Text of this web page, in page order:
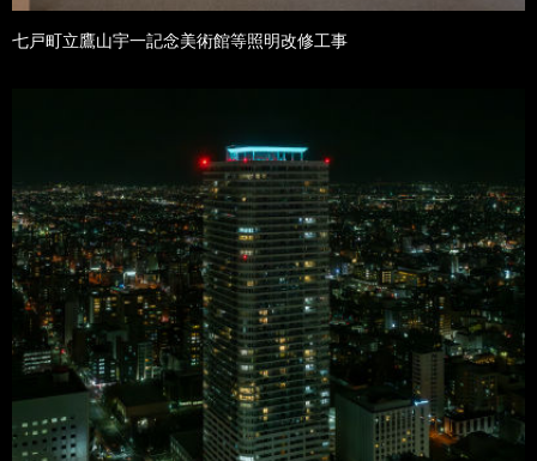
七戸町立鷹山宇一記念美術館等照明改修工事